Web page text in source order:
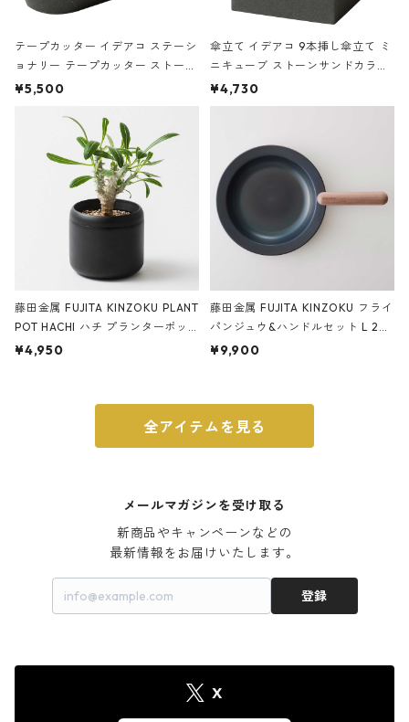
テープカッター イデアコ ステーシ
ョナリー テープカッター ストーン
サンドカラー 石調 ideaco Station
¥5,500
傘立て イデアコ 9本挿し傘立て ミ
ニキューブ ストーンサンドカラー
石調 ideaco Umbrella Stand CUB
E ストーンサンドブラック
¥4,730
藤田金属 FUJITA KINZOKU PLANT
POT HACHI ハチ プランターポッ
ト 3号 ブラック
¥4,950
藤田金属 FUJITA KINZOKU フライ
パンジュウ&ハンドルセット L 24c
m ガス火・IH対応 鉄フライパン
¥9,900
全アイテムを見る
メールマガジンを受け取る
新商品やキャンペーンなどの
最新情報をお届けいたします。
登録
X